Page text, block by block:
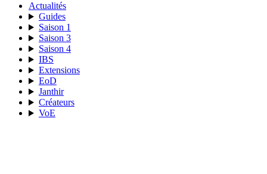
Actualités
Guides
Saison 1
Saison 3
Saison 4
IBS
Extensions
EoD
Janthir
Créateurs
VoE